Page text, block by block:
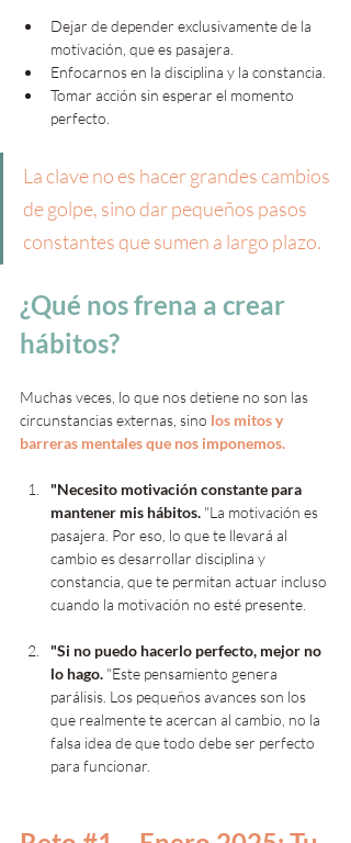
Dejar de depender exclusivamente de la
motivación, que es pasajera.
Enfocarnos en la disciplina y la constancia.
Tomar acción sin esperar el momento
perfecto.
La clave no es hacer grandes cambios
de golpe, sino dar pequeños pasos
constantes que sumen a largo plazo.
¿Qué nos frena a crear
hábitos?
Muchas veces, lo que nos detiene no son las
circunstancias externas, sino los mitos y
barreras mentales que nos imponemos.
"Necesito motivación constante para
mantener mis hábitos. "La motivación es
pasajera. Por eso, lo que te llevará al
cambio es desarrollar disciplina y
constancia, que te permitan actuar incluso
cuando la motivación no esté presente.
"Si no puedo hacerlo perfecto, mejor no
lo hago. "Este pensamiento genera
parálisis. Los pequeños avances son los
que realmente te acercan al cambio, no la
falsa idea de que todo debe ser perfecto
para funcionar.